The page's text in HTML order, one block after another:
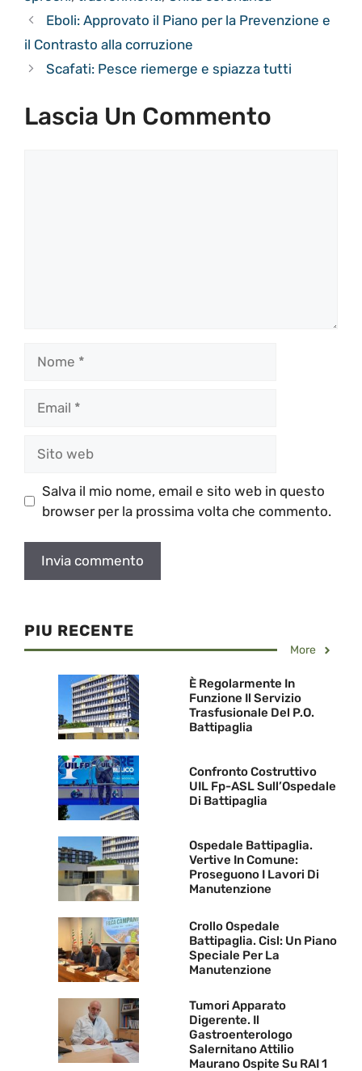
Eboli: Approvato il Piano per la Prevenzione e
il Contrasto alla corruzione
Scafati: Pesce riemerge e spiazza tutti
Lascia Un Commento
web
Salva il mio nome, email e sito web in questo
browser per la prossima volta che commento.
PIU RECENTE
More
È Regolarmente In
Funzione Il Servizio
Trasfusionale Del P.O.
Battipaglia
Confronto Costruttivo
UIL Fp-ASL Sull’Ospedale
Di Battipaglia
Ospedale Battipaglia.
Vertive In Comune:
Proseguono I Lavori Di
Manutenzione
Crollo Ospedale
Battipaglia. Cisl: Un Piano
Speciale Per La
Manutenzione
Tumori Apparato
Digerente. Il
Gastroenterologo
Salernitano Attilio
Maurano Ospite Su RAI 1